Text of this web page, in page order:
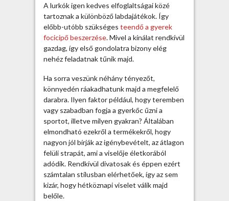
k
f
o
c
i
c
p
d
z
A lurkók igen kedves elfoglaltságai közé
tartoznak a különböző labdajátékok. Így
előbb-utóbb szükséges teendő a gyerek
focicipő beszerzése. Mivel a kínálat rendkívül
gazdag, így első gondolatra bizony elég
nehéz feladatnak tűnik majd.
Ha sorra veszünk néhány tényezőt,
könnyedén ráakadhatunk majd a megfelelő
darabra. Ilyen faktor például, hogy teremben
vagy szabadban fogja a gyerkőc űzni a
sportot, illetve milyen gyakran? Általában
elmondható ezekről a termékekről, hogy
nagyon jól bírják az igénybevételt, az átlagon
felüli strapát, ami a viselője életkorából
adódik. Rendkívül divatosak és éppen ezért
számtalan stílusban elérhetőek, így az sem
kizár, hogy hétköznapi viselet válik majd
belőle.